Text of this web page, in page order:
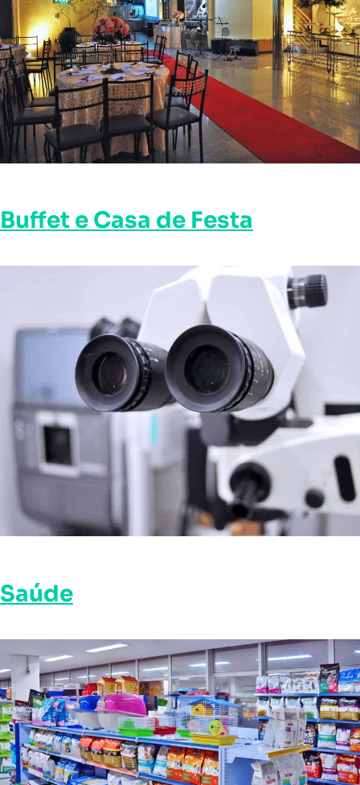
Buffet e Casa de Festa
Saúde